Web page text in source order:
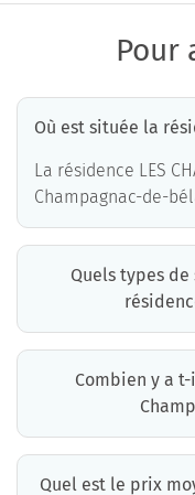
Pour
Où est située la
La résidence LES
Champagnac-de-
Quels types
Combien y a
Quel est le prix